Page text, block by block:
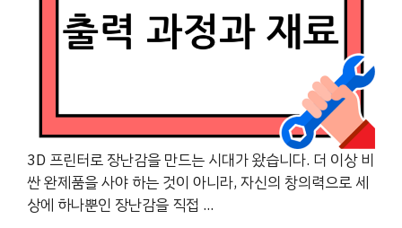
3D 프린터로 장난감을 만드는 시대가 왔습니다. 더 이상 비
싼 완제품을 사야 하는 것이 아니라, 자신의 창의력으로 세
상에 하나뿐인 장난감을 직접 ...